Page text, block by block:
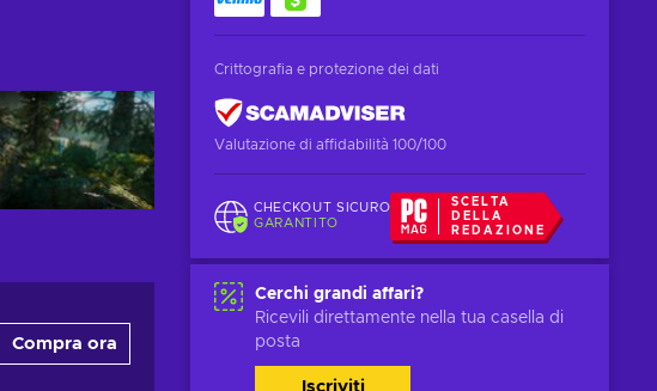
Crittografia e protezione dei dati
Valutazione di affidabilità 100/100
CHECKOUT SICURO
GARANTITO
SCELTA
DELLA
REDAZIONE
Cerchi grandi affari?
Ricevili direttamente nella tua casella di
posta
Iscriviti
Compra ora